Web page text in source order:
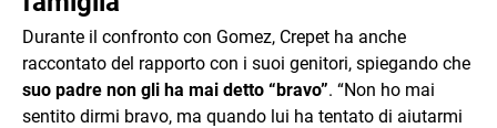
Durante il confronto con Gomez, Crepet ha anche
raccontato del rapporto con i suoi genitori, spiegando che
suo padre non gli ha mai detto “bravo”. “Non ho mai
sentito dirmi bravo, ma quando lui ha tentato di aiutarmi